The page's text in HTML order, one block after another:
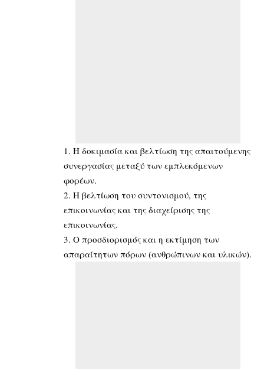
1. Η δοκιμασία και βελτίωση της απαιτούμενης
συνεργασίας μεταξύ των εμπλεκόμενων
φορέων.
2. Η βελτίωση του συντονισμού, της
επικοινωνίας και της διαχείρισης της
επικοινωνίας.
3. Ο προσδιορισμός και η εκτίμηση των
απαραίτητων πόρων (ανθρώπινων και υλικών).